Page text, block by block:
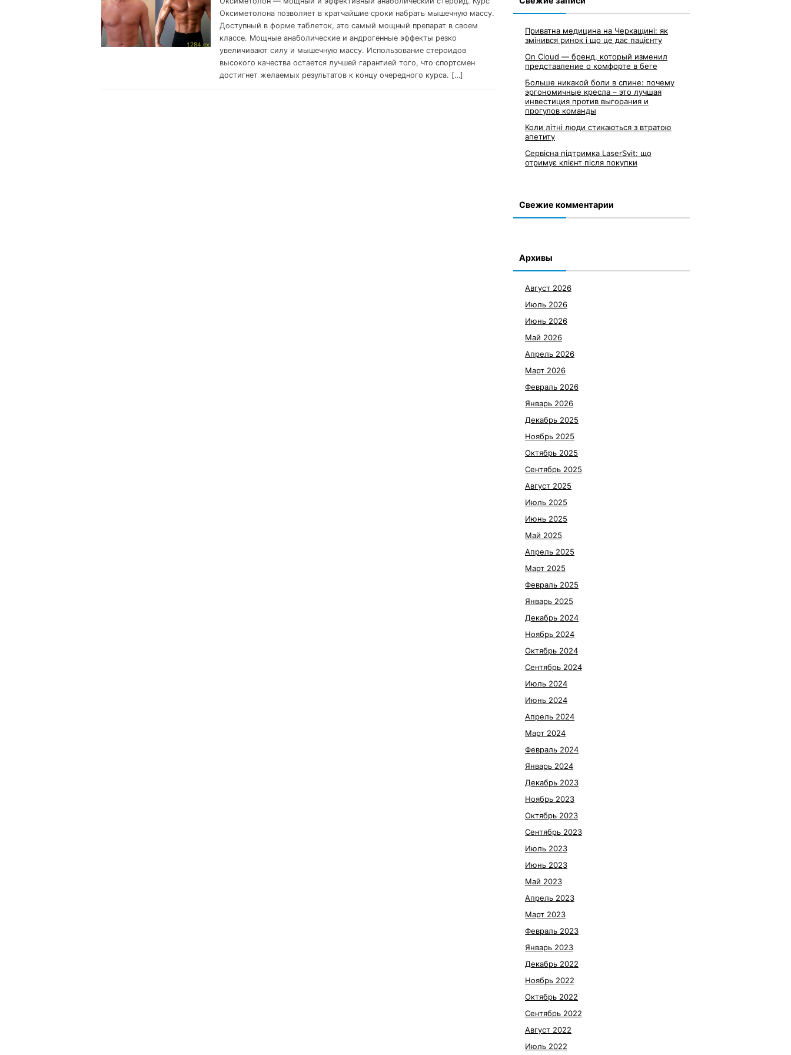
Оксиметолона позволяет в кратчайшие сроки набрать мышечную массу.
Доступный в форме таблеток, это самый мощный препарат в своем
классе. Мощные анаболические и андрогенные эффекты резко
увеличивают силу и мышечную массу. Использование стероидов
высокого качества остается лучшей гарантией того, что спортсмен
достигнет желаемых результатов к концу очередного курса. […]
Приватна медицина на Черкащині: як
змінився ринок і що це дає пацієнту
On Cloud — бренд, который изменил
представление о комфорте в беге
Больше никакой боли в спине: почему
эргономичные кресла – это лучшая
инвестиция против выгорания и
прогулов команды
Коли літні люди стикаються з втратою
апетиту
Сервісна підтримка LaserSvit: що
отримує клієнт після покупки
Свежие комментарии
Архивы
Август 2026
Июль 2026
Июнь 2026
Май 2026
Апрель 2026
Март 2026
Февраль 2026
Январь 2026
Декабрь 2025
Ноябрь 2025
Октябрь 2025
Сентябрь 2025
Август 2025
Июль 2025
Июнь 2025
Май 2025
Апрель 2025
Март 2025
Февраль 2025
Январь 2025
Декабрь 2024
Ноябрь 2024
Октябрь 2024
Сентябрь 2024
Июль 2024
Июнь 2024
Апрель 2024
Март 2024
Февраль 2024
Январь 2024
Декабрь 2023
Ноябрь 2023
Октябрь 2023
Сентябрь 2023
Июль 2023
Июнь 2023
Май 2023
Апрель 2023
Март 2023
Февраль 2023
Январь 2023
Декабрь 2022
Ноябрь 2022
Октябрь 2022
Сентябрь 2022
Август 2022
Июль 2022